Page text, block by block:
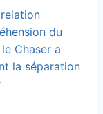
du
Chaser a
la séparation